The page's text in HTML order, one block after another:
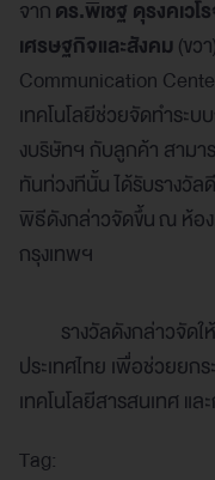
จากดร.พิเชฐ ดุรงคเว
เศรษฐกิจและสังคม(ขว
Communication
เทคโนโลยีช่วยจัดทำระ
งบริษัทฯ กับลูกค้า สามา
ทันท่วงทีนั้น ได้รับรางวัล
พิธีดังกล่าวจัดขึ้น ณ ห้อง
กรุงเทพฯ
รางวัลดังกล่าวจัดให้
ประเทศไทย เพื่อช่วยยก
เทคโนโลยีสารสนเทศ แ
Tag: